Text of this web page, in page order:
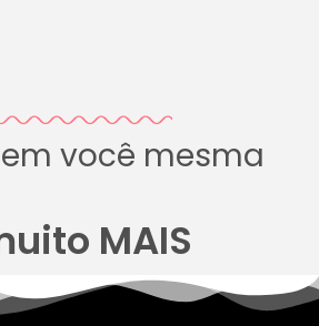
você mesma
MAIS